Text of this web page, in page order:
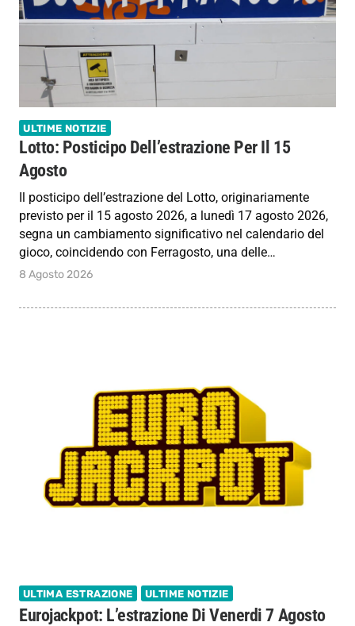
ULTIME NOTIZIE
Lotto: Posticipo Dell’estrazione Per Il 15
Agosto
Il posticipo dell’estrazione del Lotto, originariamente
previsto per il 15 agosto 2026, a lunedì 17 agosto 2026,
segna un cambiamento significativo nel calendario del
gioco, coincidendo con Ferragosto, una delle…
8 Agosto 2026
ULTIMA ESTRAZIONE ULTIME NOTIZIE
Eurojackpot: L’estrazione Di Venerdi 7 Agosto